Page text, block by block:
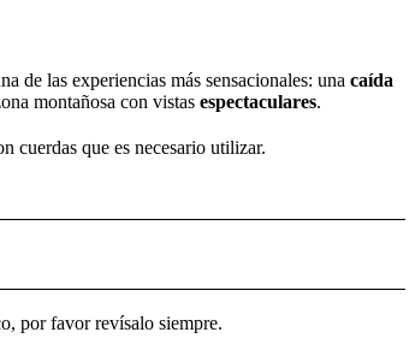
de las experiencias más sensacionales: una caída
montañosa con vistas espectaculares.
cuerdas que es necesario utilizar.
por favor revísalo siempre.